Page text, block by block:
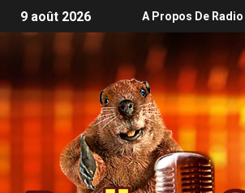
9 août 2026 A Propos De